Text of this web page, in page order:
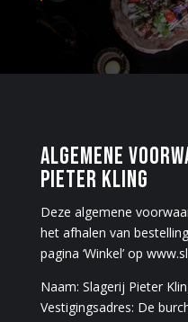
ALGEMENE
PIETER KLING
Deze algemene
het afhalen van
pagina ‘Winkel’ op
Naam: Slagerij Pieter
Vestigingsadres: De